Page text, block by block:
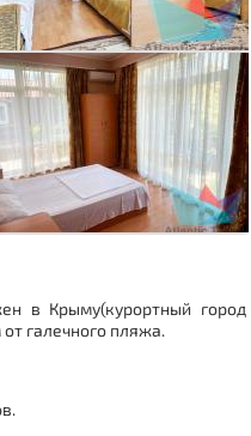
в Крыму(курортный город
галечного пляжа.